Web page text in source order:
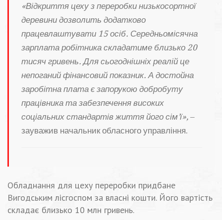
«Відкриття цеху з переробки низькосортної
деревини дозволить додатково
працевлаштувати 15 осіб. Середньомісячна
зарплата робітника складатиме близько 20
тисяч гривень. Для сьогоднішніх реалій це
непоганий фінансовий показник. А достойна
заробітна плата є запорукою добробуту
працівника та забезпечення високих
соціальних стандартів життя його сім’ї», –
зауважив начальник обласного управління.
Обладнання для цеху переробки придбане
Вигодським лісгоспом за власні кошти. Його вартість
складає близько 10 млн гривень.